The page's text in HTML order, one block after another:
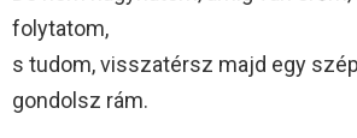
folytatom,
s tudom, visszatérsz majd egy
gondolsz rám.